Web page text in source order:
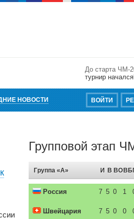
До старта ЧМ-
турнир
НОВОСТИ ВОЙТИ
Групповой этап
Группа «A» И В ВО ВБ
Россия 7 5 0 1
Швейцария 7 5 0 0